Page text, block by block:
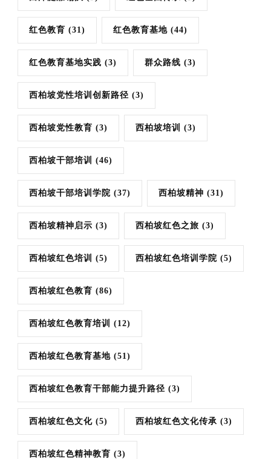
红色教育 (31) 红色教育基地 (44)
红色教育基地实践 (3) 群众路线 (3)
西柏坡党性培训创新路径 (3)
西柏坡党性教育 (3) 西柏坡培训 (3)
西柏坡干部培训 (46)
西柏坡干部培训学院 (37) 西柏坡精神 (31)
西柏坡精神启示 (3) 西柏坡红色之旅 (3)
西柏坡红色培训 (5) 西柏坡红色培训学院 (5)
西柏坡红色教育 (86)
西柏坡红色教育培训 (12)
西柏坡红色教育基地 (51)
西柏坡红色教育干部能力提升路径 (3)
西柏坡红色文化 (5) 西柏坡红色文化传承 (3)
西柏坡红色精神教育 (3)